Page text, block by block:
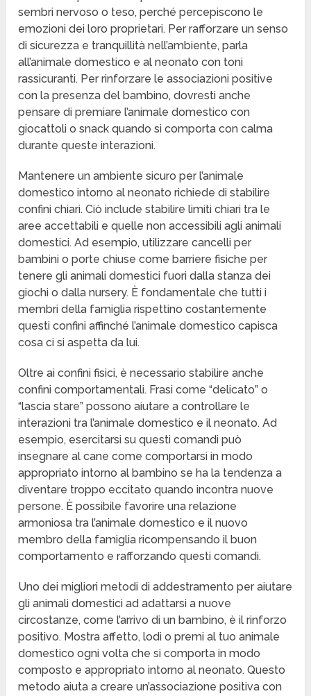
sembri nervoso o teso, perché percepiscono le
emozioni dei loro proprietari. Per rafforzare un senso
di sicurezza e tranquillità nell’ambiente, parla
all’animale domestico e al neonato con toni
rassicuranti. Per rinforzare le associazioni positive
con la presenza del bambino, dovresti anche
pensare di premiare l’animale domestico con
giocattoli o snack quando si comporta con calma
durante queste interazioni.
Mantenere un ambiente sicuro per l’animale
domestico intorno al neonato richiede di stabilire
confini chiari. Ciò include stabilire limiti chiari tra le
aree accettabili e quelle non accessibili agli animali
domestici. Ad esempio, utilizzare cancelli per
bambini o porte chiuse come barriere fisiche per
tenere gli animali domestici fuori dalla stanza dei
giochi o dalla nursery. È fondamentale che tutti i
membri della famiglia rispettino costantemente
questi confini affinché l’animale domestico capisca
cosa ci si aspetta da lui.
Oltre ai confini fisici, è necessario stabilire anche
confini comportamentali. Frasi come “delicato” o
“lascia stare” possono aiutare a controllare le
interazioni tra l’animale domestico e il neonato. Ad
esempio, esercitarsi su questi comandi può
insegnare al cane come comportarsi in modo
appropriato intorno al bambino se ha la tendenza a
diventare troppo eccitato quando incontra nuove
persone. È possibile favorire una relazione
armoniosa tra l’animale domestico e il nuovo
membro della famiglia ricompensando il buon
comportamento e rafforzando questi comandi.
Uno dei migliori metodi di addestramento per aiutare
gli animali domestici ad adattarsi a nuove
circostanze, come l’arrivo di un bambino, è il rinforzo
positivo. Mostra affetto, lodi o premi al tuo animale
domestico ogni volta che si comporta in modo
composto e appropriato intorno al neonato. Questo
metodo aiuta a creare un’associazione positiva con